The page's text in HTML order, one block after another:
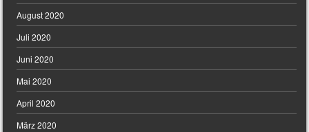
August 2020
Juli 2020
Juni 2020
Mai 2020
April 2020
März 2020